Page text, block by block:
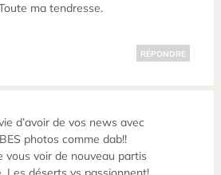
ma tendresse.
RÉPONDRE
d’avoir de vos news avec
photos comme dab!!
vous voir de nouveau partis